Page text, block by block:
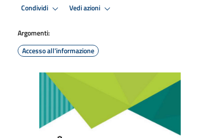
Condividi Vedi azioni
Argomenti:
Accesso all'informazione